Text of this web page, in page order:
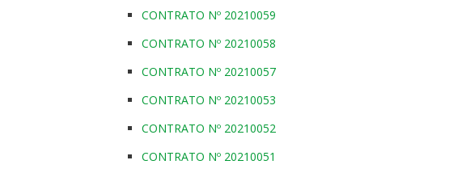
CONTRATO Nº 20210059
CONTRATO Nº 20210058
CONTRATO Nº 20210057
CONTRATO Nº 20210053
CONTRATO Nº 20210052
CONTRATO Nº 20210051